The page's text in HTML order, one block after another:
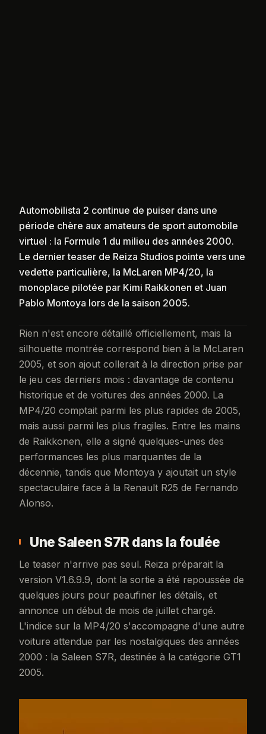
Automobilista 2 continue de puiser dans une
période chère aux amateurs de sport automobile
virtuel : la Formule 1 du milieu des années 2000.
Le dernier teaser de Reiza Studios pointe vers une
vedette particulière, la McLaren MP4/20, la
monoplace pilotée par Kimi Raikkonen et Juan
Pablo Montoya lors de la saison 2005.
Rien n'est encore détaillé officiellement, mais la
silhouette montrée correspond bien à la McLaren
2005, et son ajout collerait à la direction prise par
le jeu ces derniers mois : davantage de contenu
historique et de voitures des années 2000. La
MP4/20 comptait parmi les plus rapides de 2005,
mais aussi parmi les plus fragiles. Entre les mains
de Raikkonen, elle a signé quelques-unes des
performances les plus marquantes de la
décennie, tandis que Montoya y ajoutait un style
spectaculaire face à la Renault R25 de Fernando
Alonso.
Une Saleen S7R dans la foulée
Le teaser n'arrive pas seul. Reiza préparait la
version V1.6.9.9, dont la sortie a été repoussée de
quelques jours pour peaufiner les détails, et
annonce un début de mois de juillet chargé.
L'indice sur la MP4/20 s'accompagne d'une autre
voiture attendue par les nostalgiques des années
2000 : la Saleen S7R, destinée à la catégorie GT1
2005.